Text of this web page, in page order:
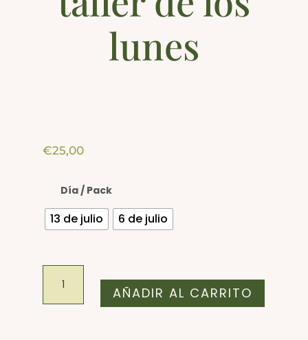
lunes
€25,00
Día / Pack
13 de julio 6 de julio
acuarela
cantidad
AÑADIR AL CARRITO